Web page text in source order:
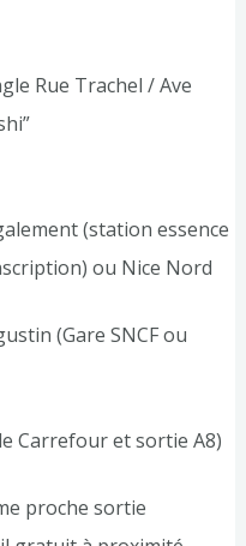
Rue Trachel / Ave
(station essence
ou Nice Nord
(Gare SNCF ou
Carrefour et sortie A8)
proche sortie